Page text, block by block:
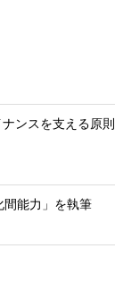
ンスを支える原則
間能力」を執筆